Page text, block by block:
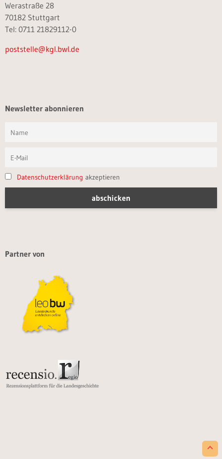
Werastraße 28
70182 Stuttgart
Tel: 0711 21829112-0
poststelle@kgl.bwl.de
Newsletter abonnieren
Datenschutzerklärung akzeptieren
Partner von